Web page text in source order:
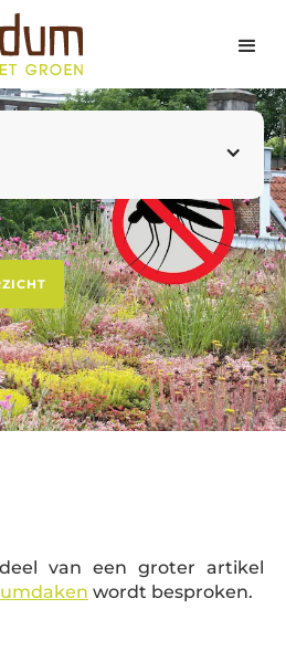
van een groter artikel
wordt besproken.
sedumdak insecten
Feiten vs. Mythen
trekken meer
zijn broedplaatsen
vergroten de
maatregelen kunnen
water
weren uit uw omgeving